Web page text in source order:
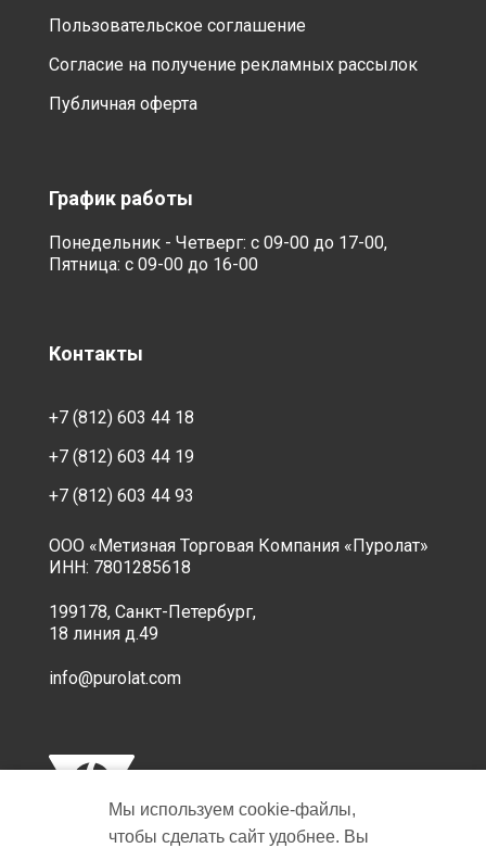
Пользовательское соглашение
Согласие на получение рекламных рассылок
Публичная оферта
График работы
Понедельник - Четверг: с 09-00 до 17-00,
Пятница: с 09-00 до 16-00
Контакты
+7 (812) 603 44 18
+7 (812) 603 44 19
+7 (812) 603 44 93
ООО «Метизная Торговая Компания «Пуролат»
ИНН: 7801285618
199178, Санкт-Петербург,
18 линия д.49
info@purolat.com
Мы используем cookie‑файлы,
чтобы сделать сайт удобнее. Вы